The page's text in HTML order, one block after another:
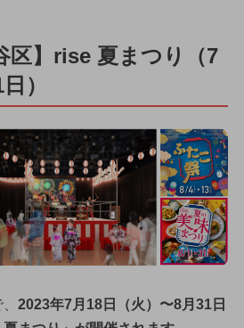
区】rise 夏まつり（7
）
2023年7月18日（火）〜8月31日